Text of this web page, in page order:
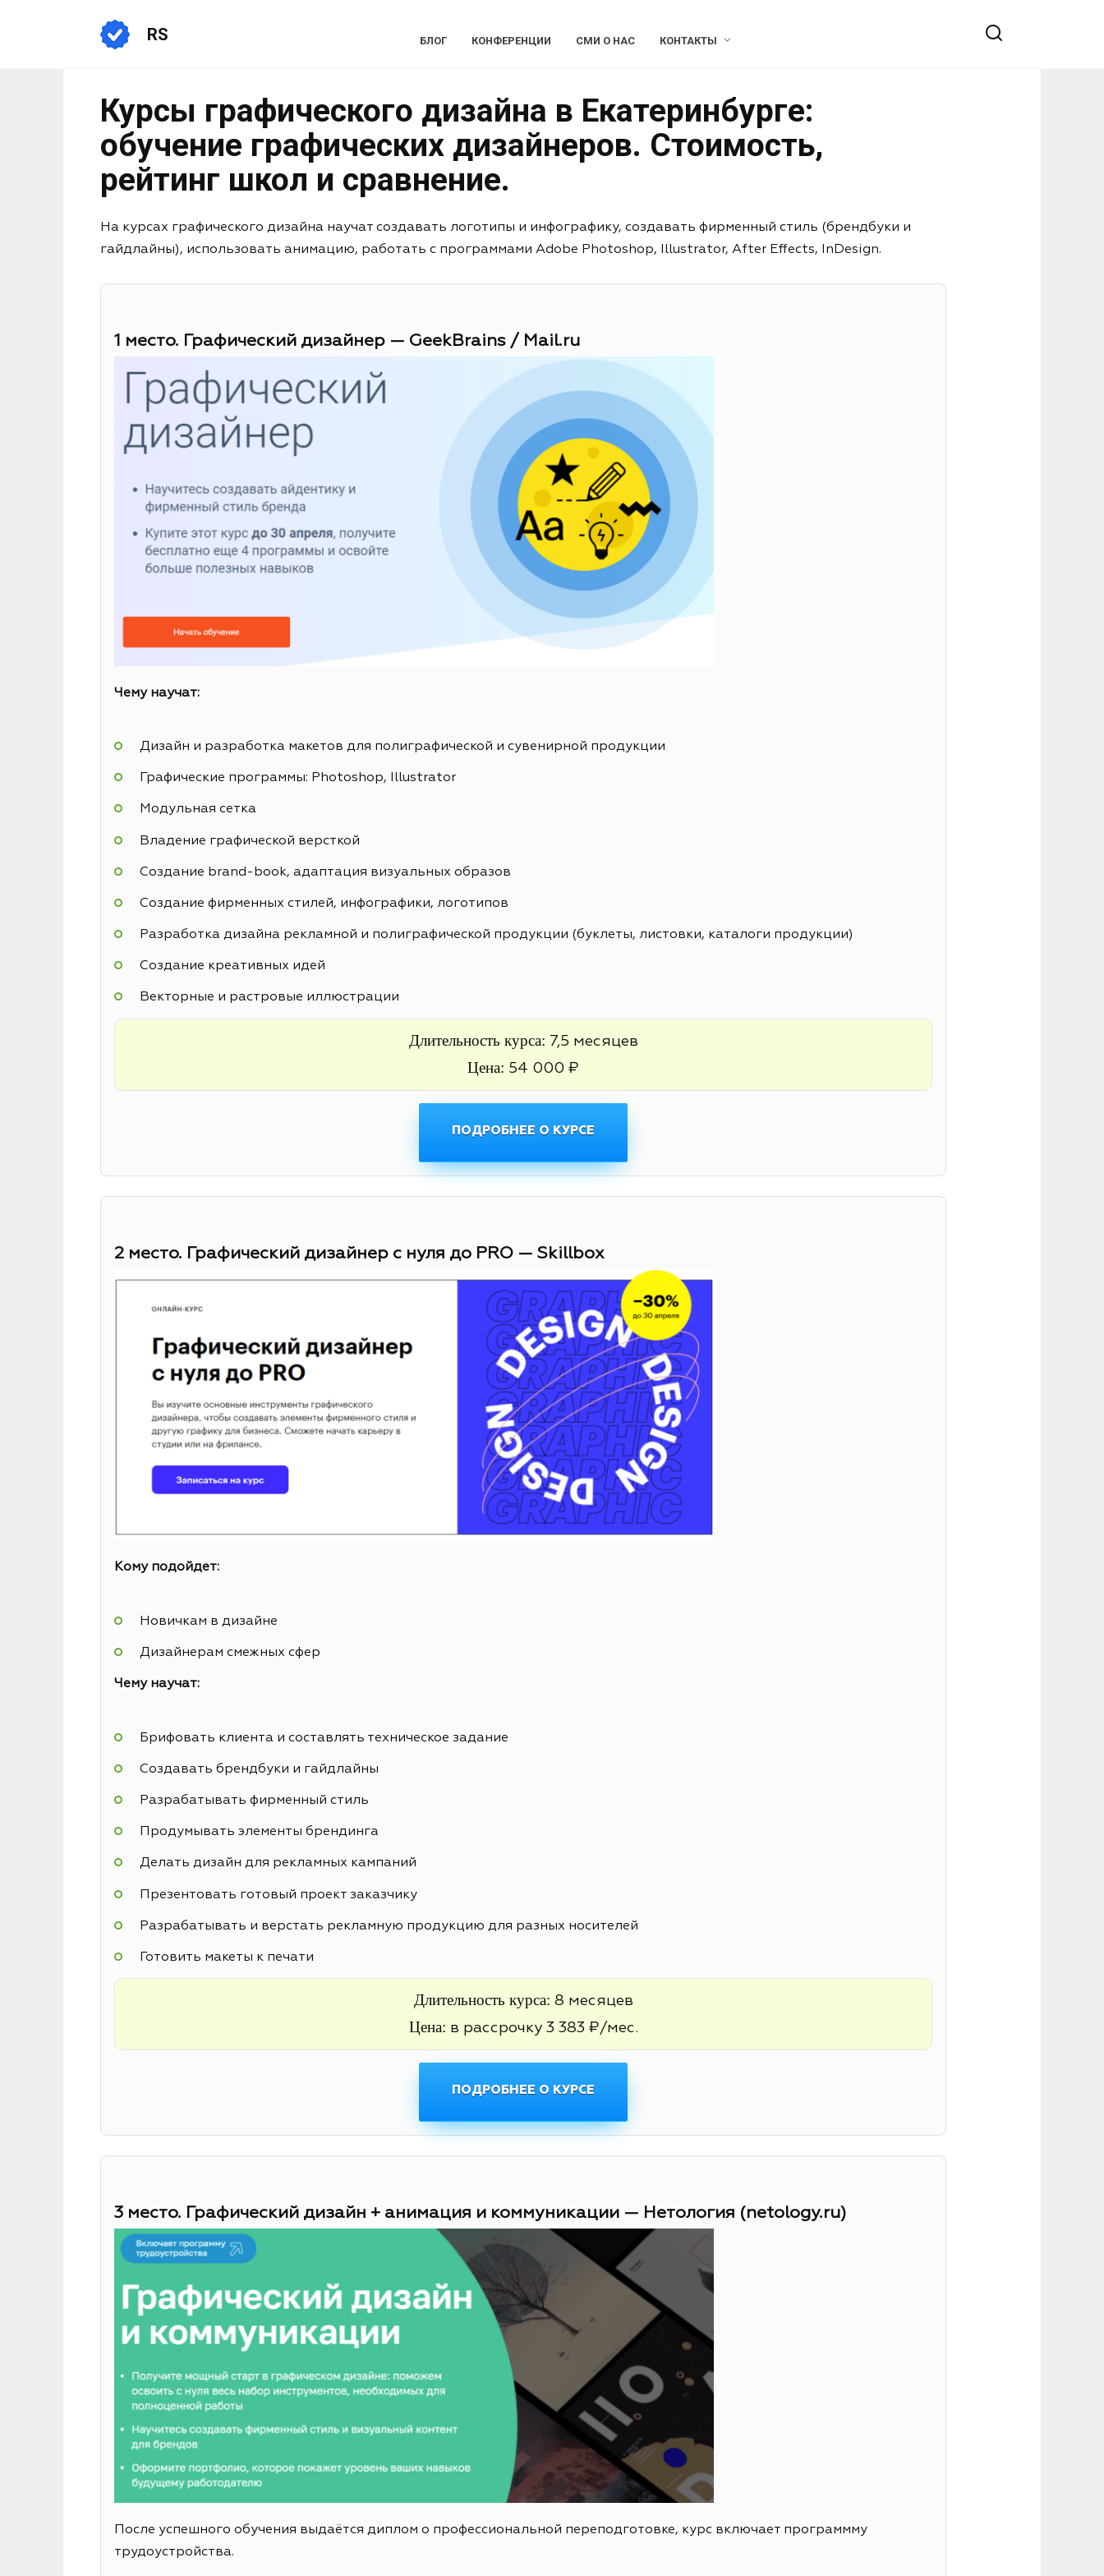
RS БЛОГ КОНФЕРЕНЦИИ СМИ О НАС КОНТАКТЫ
Курсы графического дизайна в Екатеринбурге:
обучение графических дизайнеров. Стоимость,
рейтинг школ и сравнение.
На курсах графического дизайна научат создавать логотипы и инфографику, создавать фирменный стиль (брендбуки и
гайдлайны), использовать анимацию, работать с программами Adobe Photoshop, Illustrator, After Effects, InDesign.
1 место. Графический дизайнер — GeekBrains / Mail.ru
Чему научат:
Дизайн и разработка макетов для полиграфической и сувенирной продукции
Графические программы: Photoshop, Illustrator
Модульная сетка
Владение графической версткой
Создание brand-book, адаптация визуальных образов
Создание фирменных стилей, инфографики, логотипов
Разработка дизайна рекламной и полиграфической продукции (буклеты, листовки, каталоги продукции)
Создание креативных идей
Векторные и растровые иллюстрации
Длительность курса: 7,5 месяцев
Цена: 54 000 ₽
ПОДРОБНЕЕ О КУРСЕ
2 место. Графический дизайнер с нуля до PRO — Skillbox
Кому подойдет:
Новичкам в дизайне
Дизайнерам смежных сфер
Чему научат:
Брифовать клиента и составлять техническое задание
Создавать брендбуки и гайдлайны
Разрабатывать фирменный стиль
Продумывать элементы брендинга
Делать дизайн для рекламных кампаний
Презентовать готовый проект заказчику
Разрабатывать и верстать рекламную продукцию для разных носителей
Готовить макеты к печати
Длительность курса: 8 месяцев
Цена: в рассрочку 3 383 ₽/мес.
ПОДРОБНЕЕ О КУРСЕ
3 место. Графический дизайн + анимация и коммуникации — Нетология (netology.ru)
После успешного обучения выдаётся диплом о профессиональной переподготовке, курс включает программму
трудоустройства.